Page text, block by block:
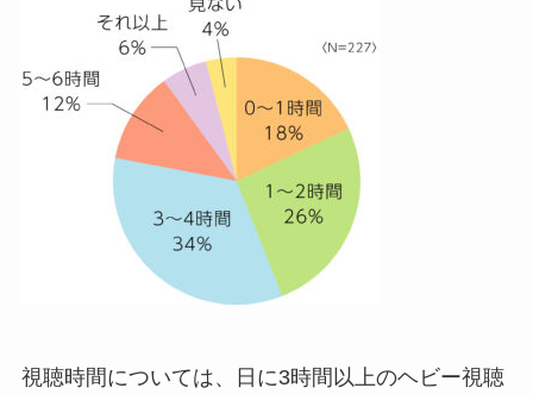
視聴時間については、日に3時間以上のヘビー視聴